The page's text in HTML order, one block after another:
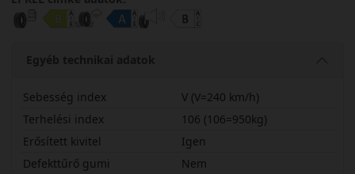
Egyéb technikai adatok
Sebesség index
V (V=240 km/h)
Terhelési index
106 (106=950kg)
Erősített kivitel
Igen
Defekttűrő gumi
Nem